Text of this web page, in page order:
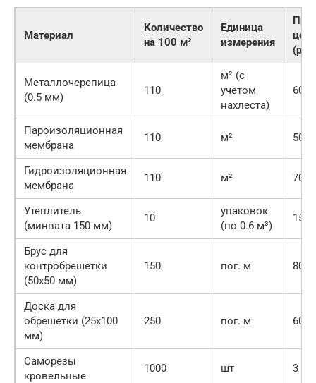
Материал
Количество
на 100 м²
Единица
измерения
Металлочерепица
(0.5 мм)
110
м² (с
учетом
нахлеста)
600
Пароизоляционная
мембрана
110 м² 50
Гидроизоляционная
мембрана
110 м² 70
Утеплитель
(минвата 150 мм)
10
упаковок
(по 0.6 м³)
1500
Брус для
контробрешетки
(50х50 мм)
150 пог. м 80
Доска для
обрешетки (25х100
мм)
250 пог. м 60
Саморезы
кровельные
1000 шт 3